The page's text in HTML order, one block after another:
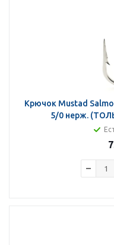
Крючок Mustad
5/0 нерж.